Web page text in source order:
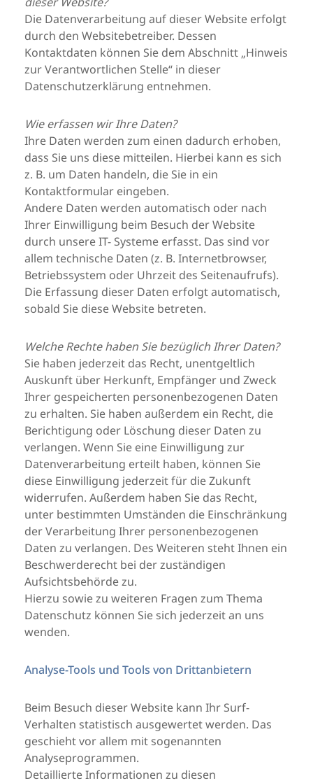
Die Datenverarbeitung auf dieser Website erfolgt
durch den Websitebetreiber. Dessen
Kontaktdaten können Sie dem Abschnitt „Hinweis
zur Verantwortlichen Stelle“ in dieser
Datenschutzerklärung entnehmen.
Wie erfassen wir Ihre Daten?
Ihre Daten werden zum einen dadurch erhoben,
dass Sie uns diese mitteilen. Hierbei kann es sich
z. B. um Daten handeln, die Sie in ein
Kontaktformular eingeben.
Andere Daten werden automatisch oder nach
Ihrer Einwilligung beim Besuch der Website
durch unsere IT- Systeme erfasst. Das sind vor
allem technische Daten (z. B. Internetbrowser,
Betriebssystem oder Uhrzeit des Seitenaufrufs).
Die Erfassung dieser Daten erfolgt automatisch,
sobald Sie diese Website betreten.
Welche Rechte haben Sie bezüglich Ihrer Daten?
Sie haben jederzeit das Recht, unentgeltlich
Auskunft über Herkunft, Empfänger und Zweck
Ihrer gespeicherten personenbezogenen Daten
zu erhalten. Sie haben außerdem ein Recht, die
Berichtigung oder Löschung dieser Daten zu
verlangen. Wenn Sie eine Einwilligung zur
Datenverarbeitung erteilt haben, können Sie
diese Einwilligung jederzeit für die Zukunft
widerrufen. Außerdem haben Sie das Recht,
unter bestimmten Umständen die Einschränkung
der Verarbeitung Ihrer personenbezogenen
Daten zu verlangen. Des Weiteren steht Ihnen ein
Beschwerderecht bei der zuständigen
Aufsichtsbehörde zu.
Hierzu sowie zu weiteren Fragen zum Thema
Datenschutz können Sie sich jederzeit an uns
wenden.
Analyse-Tools und Tools von Drittanbietern
Beim Besuch dieser Website kann Ihr Surf-
Verhalten statistisch ausgewertet werden. Das
geschieht vor allem mit sogenannten
Analyseprogrammen.
Detaillierte Informationen zu diesen